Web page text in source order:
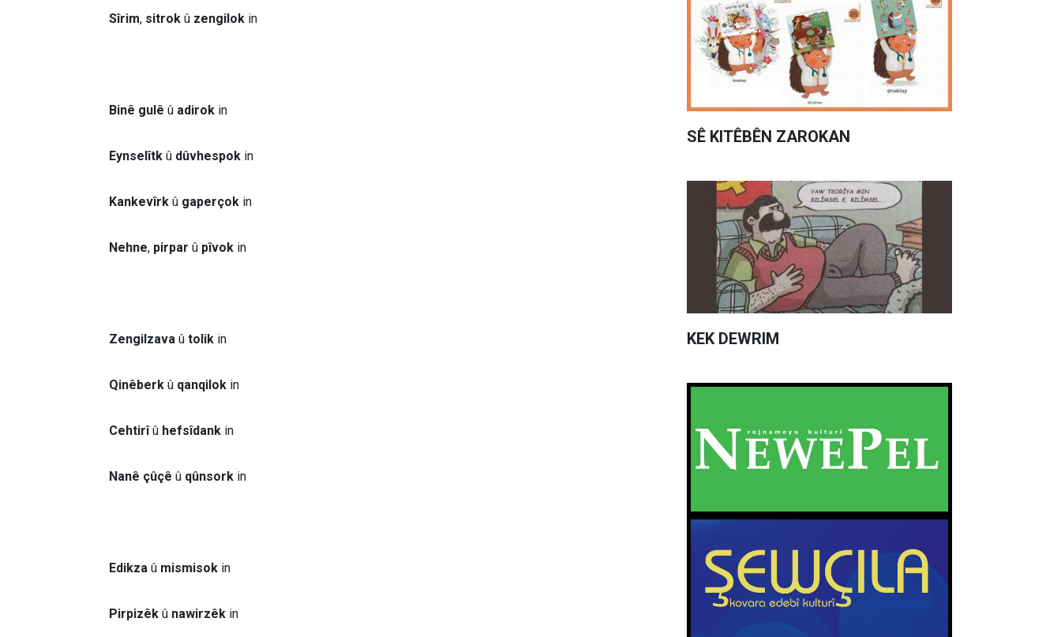
Sîrim, sitrok û zengilok in
Binê gulê û adirok in
Eynselîtk û dûvhespok in
Kankevîrk û gaperçok in
Nehne, pirpar û pîvok in
Zengilzava û tolik in
Qinêberk û qanqilok in
Cehtirîû hefsîdank in
Nanê çûçê û qûnsork in
Edikza û mismisok in
Pirpizêk û nawirzêk in
SÊ KITÊBÊN ZAROKAN
KEK DEWRIM